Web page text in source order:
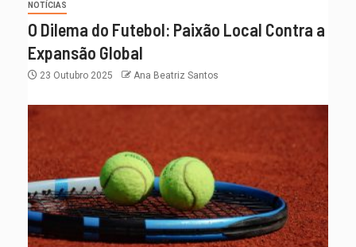
NOTÍCIAS
O Dilema do Futebol: Paixão Local Contra a
Expansão Global
23 Outubro 2025 Ana Beatriz Santos